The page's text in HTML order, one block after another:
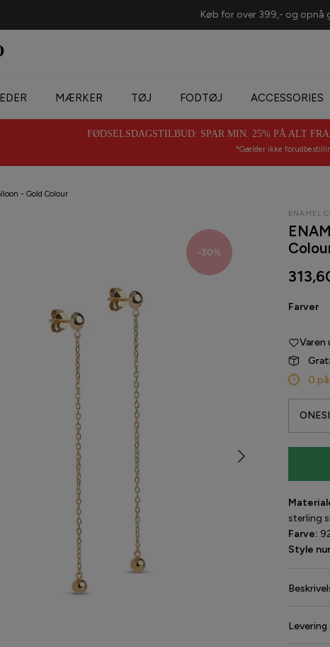
Køb for over 399,- og opnå
MÆRKER TØJ FODTØJ ACCESSORIES
FØDSELSDAGSTILBUD: SPAR MIN. 25% PÅ ALT
*Gælder ikke
- Gold Colour
-30%
ENAMEL
Farver
Varen
0
sterling
Farve:
Style